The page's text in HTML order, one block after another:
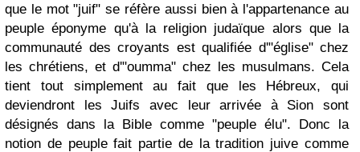
que le mot "juif" se réfère aussi bien à l'appartenance au
peuple éponyme qu'à la religion judaïque alors que la
communauté des croyants est qualifiée d'"église" chez
les chrétiens, et d'"oumma" chez les musulmans. Cela
tient tout simplement au fait que les Hébreux, qui
deviendront les Juifs avec leur arrivée à Sion sont
désignés dans la Bible comme "peuple élu". Donc la
notion de peuple fait partie de la tradition juive comme